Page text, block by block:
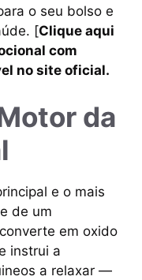
o seu bolso e
[Clique aqui
com
no site oficial.
da
e o mais
de um
em oxido
instrui a
a relaxar —